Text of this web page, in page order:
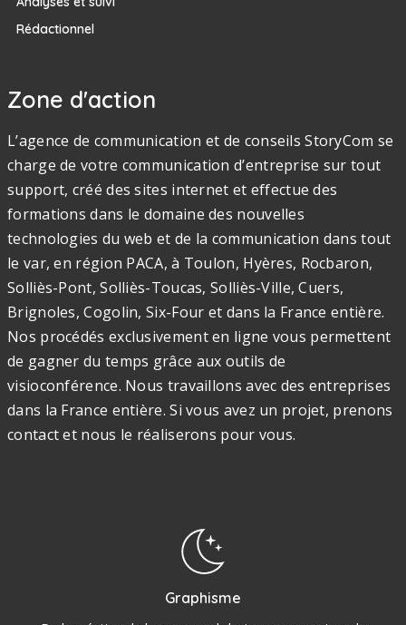
Rédactionnel
Zone d'action
L’agence de communication et de conseils StoryCom se
charge de votre communication d’entreprise sur tout
support, créé des sites internet et effectue des
formations dans le domaine des nouvelles
technologies du web et de la communication dans tout
le var, en région PACA, à Toulon, Hyères, Rocbaron,
Solliès-Pont, Solliès-Toucas, Solliès-Ville, Cuers,
Brignoles, Cogolin, Six-Four et dans la France entière.
Nos procédés exclusivement en ligne vous permettent
de gagner du temps grâce aux outils de
visioconférence. Nous travaillons avec des entreprises
dans la France entière. Si vous avez un projet, prenons
contact et nous le réaliserons pour vous.
Graphisme